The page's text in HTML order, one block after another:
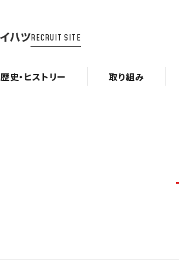
RECRUIT SITE
歴史・ヒストリー 取り組み